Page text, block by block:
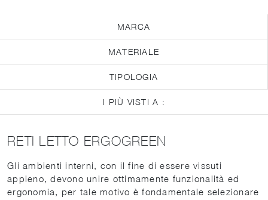
MARCA
MATERIALE
TIPOLOGIA
I PIÙ VISTI A :
RETI LETTO ERGOGREEN
Gli ambienti interni, con il fine di essere vissuti
appieno, devono unire ottimamente funzionalità ed
ergonomia, per tale motivo è fondamentale selezionare